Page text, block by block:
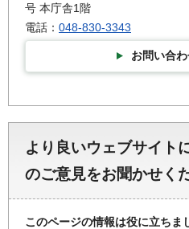
号 本庁舎1階
電話： 048-830-3343
お問い合
より良いウェブサイト
のご意見をお聞かせく
このページの情報は役に立ちま